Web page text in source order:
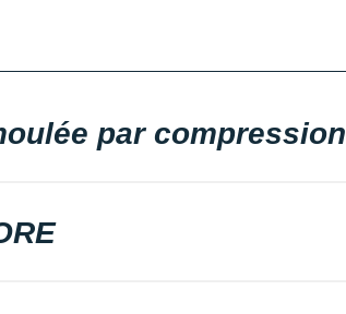
par compression